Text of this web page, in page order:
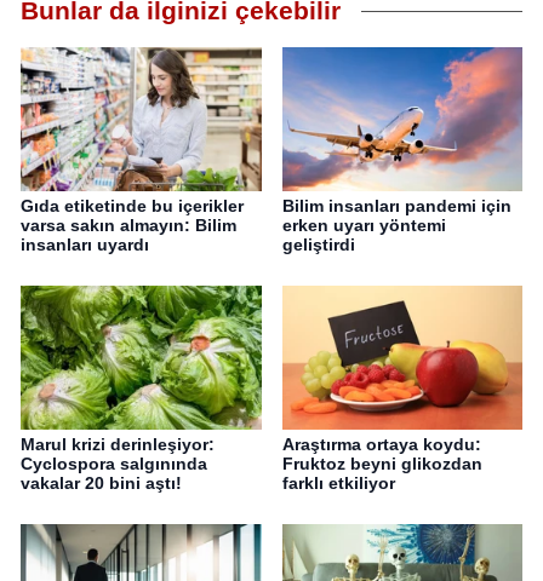
Bunlar da ilginizi çekebilir
Gıda etiketinde bu içerikler
varsa sakın almayın: Bilim
insanları uyardı
Bilim insanları pandemi için
erken uyarı yöntemi
geliştirdi
Marul krizi derinleşiyor:
Cyclospora salgınında
vakalar 20 bini aştı!
Araştırma ortaya koydu:
Fruktoz beyni glikozdan
farklı etkiliyor